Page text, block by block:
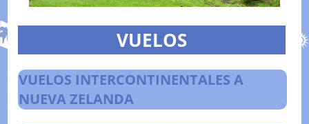
VUELOS
VUELOS INTERCONTINENTALES A
NUEVA ZELANDA